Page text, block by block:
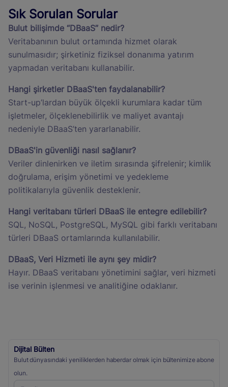
Sık Sorulan Sorular
Bulut bilişimde “DBaaS” nedir?
Veritabanının bulut ortamında hizmet olarak
sunulmasıdır; şirketiniz fiziksel donanıma yatırım
yapmadan veritabanı kullanabilir.
Hangi şirketler DBaaS'ten faydalanabilir?
Start-up’lardan büyük ölçekli kurumlara kadar tüm
işletmeler, ölçeklenebilirlik ve maliyet avantajı
nedeniyle DBaaS’ten yararlanabilir.
DBaaS'in güvenliği nasıl sağlanır?
Veriler dinlenirken ve iletim sırasında şifrelenir; kimlik
doğrulama, erişim yönetimi ve yedekleme
politikalarıyla güvenlik desteklenir.
Hangi veritabanı türleri DBaaS ile entegre edilebilir?
SQL, NoSQL, PostgreSQL, MySQL gibi farklı veritabanı
türleri DBaaS ortamlarında kullanılabilir.
DBaaS, Veri Hizmeti ile aynı şey midir?
Hayır. DBaaS veritabanı yönetimini sağlar, veri hizmeti
ise verinin işlenmesi ve analitiğine odaklanır.
Dijital Bülten
Bulut dünyasındaki yeniliklerden haberdar olmak için bültenimize abone
olun.